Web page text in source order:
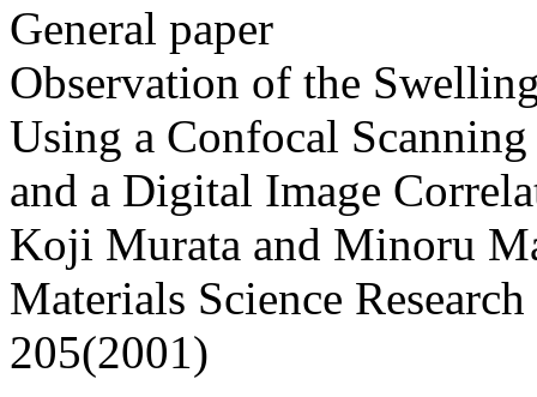
General paper
Observation of the
Using a Confocal
and a Digital Image
Koji Murata and Minoru
Materials Science
205(2001)